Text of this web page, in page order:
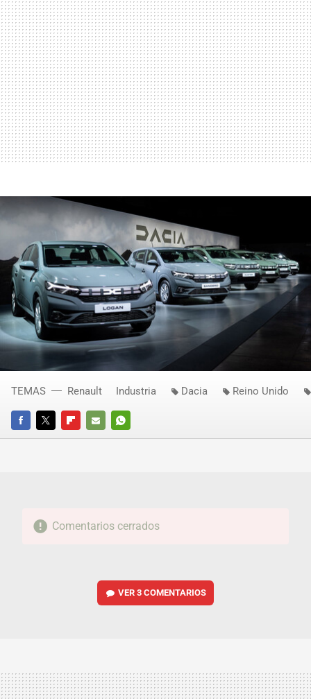
FACEBOOKTWITTERFLIPBOARD
E-
WHATSAPP
TEMAS Renault Industria Dacia Reino Unido
Comentarios cerrados
VER3 COMENTARIOS